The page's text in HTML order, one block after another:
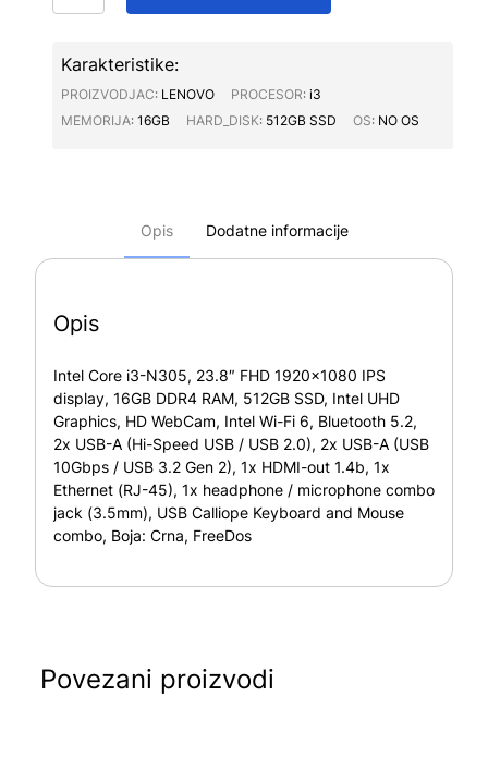
Karakteristike:
PROIZVODJAC∶ LENOVO PROCESOR∶ i3
MEMORIJA∶ 16GB HARD_DISK∶ 512GB SSD OS∶ NO OS
Opis Dodatne informacije
Opis
Intel Core i3-N305, 23.8″ FHD 1920×1080 IPS
display, 16GB DDR4 RAM, 512GB SSD, Intel UHD
Graphics, HD WebCam, Intel Wi-Fi 6, Bluetooth 5.2,
2x USB-A (Hi-Speed USB / USB 2.0), 2x USB-A (USB
10Gbps / USB 3.2 Gen 2), 1x HDMI-out 1.4b, 1x
Ethernet (RJ-45), 1x headphone / microphone combo
jack (3.5mm), USB Calliope Keyboard and Mouse
combo, Boja: Crna, FreeDos
Povezani proizvodi